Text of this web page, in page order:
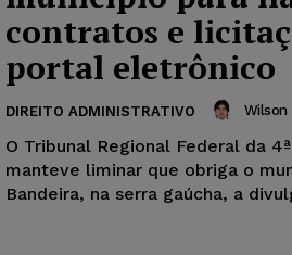
contratos e
portal eletrônico
DIREITO ADMINISTRATIVO Wilson
O Tribunal Regional Federal da
manteve liminar que obriga o
Bandeira, na serra gaúcha, a